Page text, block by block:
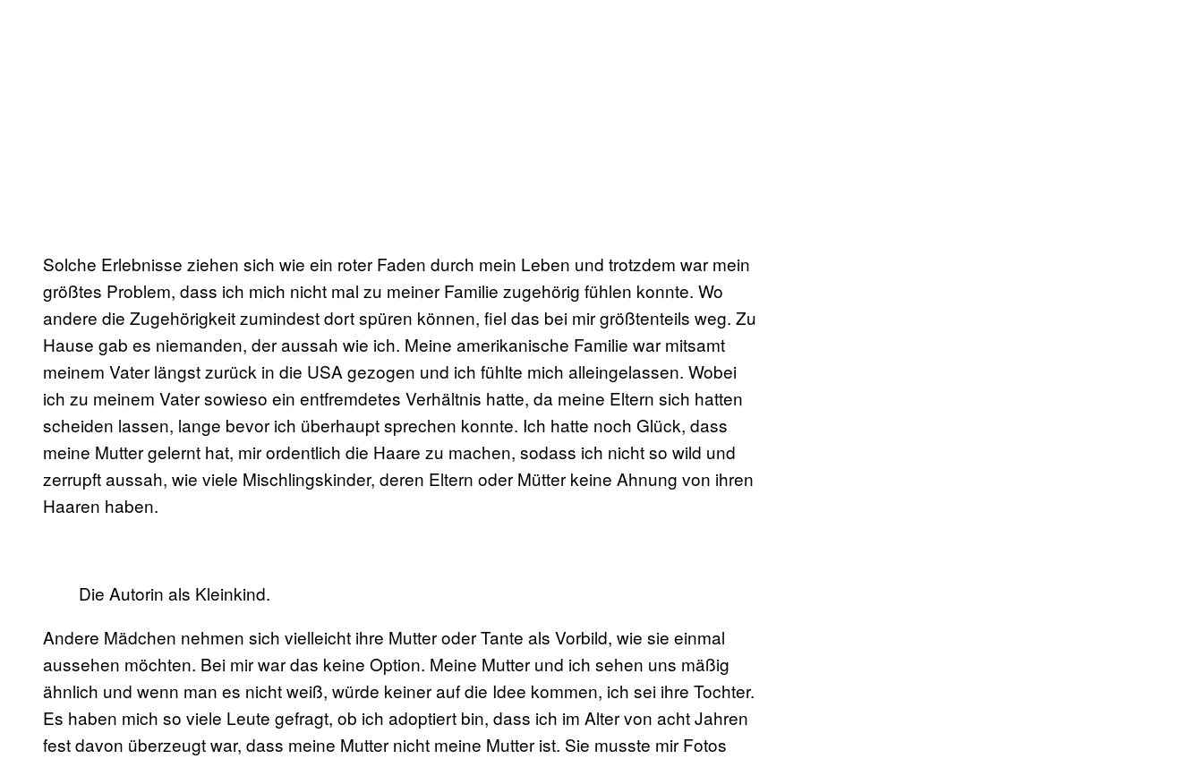
Solche Erlebnisse ziehen sich wie ein roter Faden durch mein Leben und trotzdem war mein
größtes Problem, dass ich mich nicht mal zu meiner Familie zugehörig fühlen konnte. Wo
andere die Zugehörigkeit zumindest dort spüren können, fiel das bei mir größtenteils weg. Zu
Hause gab es niemanden, der aussah wie ich. Meine amerikanische Familie war mitsamt
meinem Vater längst zurück in die USA gezogen und ich fühlte mich alleingelassen. Wobei
ich zu meinem Vater sowieso ein entfremdetes Verhältnis hatte, da meine Eltern sich hatten
scheiden lassen, lange bevor ich überhaupt sprechen konnte. Ich hatte noch Glück, dass
meine Mutter gelernt hat, mir ordentlich die Haare zu machen, sodass ich nicht so wild und
zerrupft aussah, wie viele Mischlingskinder, deren Eltern oder Mütter keine Ahnung von ihren
Haaren haben.
Die Autorin als Kleinkind.
Andere Mädchen nehmen sich vielleicht ihre Mutter oder Tante als Vorbild, wie sie einmal
aussehen möchten. Bei mir war das keine Option. Meine Mutter und ich sehen uns mäßig
ähnlich und wenn man es nicht weiß, würde keiner auf die Idee kommen, ich sei ihre Tochter.
Es haben mich so viele Leute gefragt, ob ich adoptiert bin, dass ich im Alter von acht Jahren
fest davon überzeugt war, dass meine Mutter nicht meine Mutter ist. Sie musste mir Fotos